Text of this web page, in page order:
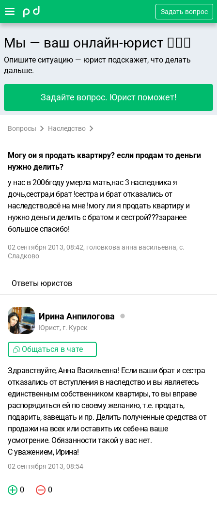
Задать вопрос
Мы — ваш онлайн-юрист 👨🏻‍⚖️
Опишите ситуацию — юрист подскажет, что делать
дальше.
Задайте вопрос. Юрист поможет!
Вопросы Наследство
Могу ои я продать квартиру? если продам то деньги
нужно делить?
у нас в 2006году умерла мать,нас 3 наследника я
дочь,сестра,и брат !сестра и брат отказались от
наследство,всё на мне !могу ли я продать квартиру и
нужно деньги делить с братом и сестрой???заранее
большое спасибо!
02 сентября 2013, 08:42, головкова анна васильевна, с.
Сладково
Ответы юристов
Ирина Анпилогова
Юрист, г. Курск
Общаться в чате
Здравствуйте, Анна Васильевна! Если ваши брат и сестра
отказались от вступления в наследство и вы являетесь
единственным собственником квартиры, то вы вправе
распорядиться ей по своему желанию, т.е. продать,
подарить, завещать и пр. Делить полученные средства от
продажи на всех или оставить их себе-на ваше
усмотрение. Обязанности такой у вас нет.
С уважением, Ирина!
02 сентября 2013, 08:54
0 0